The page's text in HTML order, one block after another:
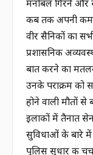
मनोबल गिरने
कब तक अपनी
वीर सैनिकों का
प्रशासनिक
बात करने का मतलब
उनके पराक्रम को
होने वाली मौतों से
इलाकों में तैनात
सुविधाओं के बारे में
पुलिस सुधार की